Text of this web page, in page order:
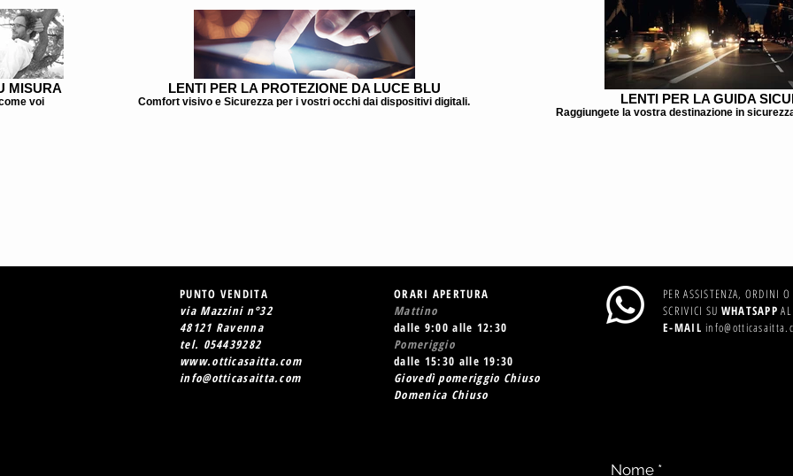
MISURA
voi
LENTI PER LA PROTEZIONE DA LUCE BLU
Comfort visivo e Sicurezza per i vostri occhi dai dispositivi digitali. LENTI PER LA GUIDA
Raggiungete la vostra destinazione in
PUNTO VENDITA
via Mazzini n°32
48121 Ravenna
tel. 054439282
www.otticasaitta.com
info@otticasaitta.com
ORARI APERTURA
Mattino
dalle 9:00 alle 12:30
Pomeriggio
dalle 15:30 alle 19:30
Giovedì pomeriggio Chiuso
Domenica Chiuso
PER ASSISTENZA, ORDINI
SCRIVICI SU WHATSAPP
E-MAIL